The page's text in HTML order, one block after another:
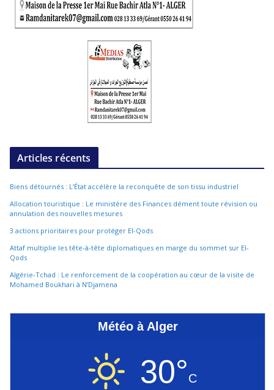
Articles récents
Biens détournés : L’État accélère la reconquête de son tissu industriel
Allocation touristique : Le ministère des Finances dément toute révision ou
annulation des nouvelles mesures
3 actions prioritaires pour protéger El-Qods
Attaf multiplie les tête-à-tête diplomatiques en marge du sommet sur El-
Qods
Algérie-Tchad : Le renforcement de la coopération au cœur de la visite de
Mohamed Boukhari à N’Djamena
Météo à Alger
30°C